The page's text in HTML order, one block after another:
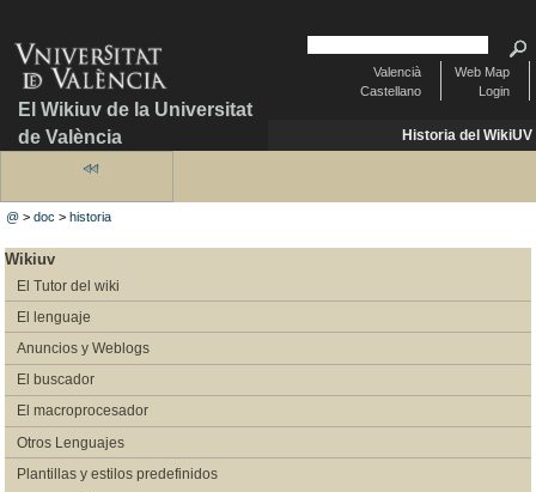
El Wikiuv de la Universitat
de València
Web Map
Login
Valencià
Castellano
Historia del WikiUV
@ >doc >historia
Wikiuv
El Tutor del wiki
El lenguaje
Anuncios y Weblogs
El buscador
El macroprocesador
Otros Lenguajes
Plantillas y estilos predefinidos